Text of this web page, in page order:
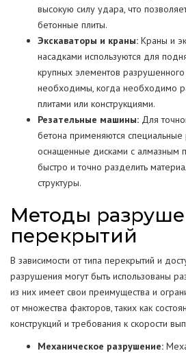
высокую силу удара, что
бетонные плиты.
Экскаваторы и краны: Краны и
насадками используются для
крупных элементов
необходимы, когда необходимо
плитами или конструкциями.
Резательные машины: Для
бетона применяются
оснащенные дисками с алмазным
быстро и точно разделить
структуры.
Методы
перекрытий
В зависимости от типа перекрытий и
разрушения могут быть использованы
из них имеет свои преимущества и
от множества факторов, таких как
конструкций и требования к скорости
Механическое разрушение: